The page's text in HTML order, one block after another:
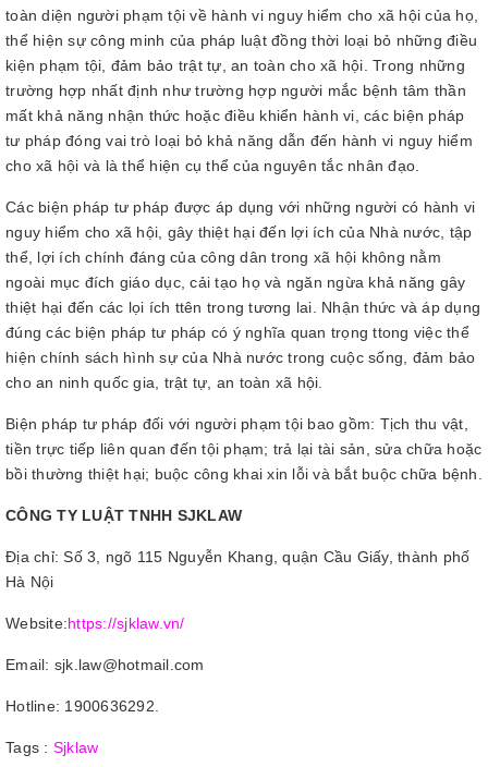
toàn diện người phạm tội về hành vi nguy hiểm cho xã hội của họ,
thể hiện sự công minh của pháp luật đồng thời loại bỏ những điều
kiện phạm tội, đảm bảo trật tự, an toàn cho xã hội. Trong những
trường hợp nhất định như trường hợp người mắc bệnh tâm thần
mất khả năng nhận thức hoặc điều khiển hành vi, các biện pháp
tư pháp đóng vai trò loại bỏ khả năng dẫn đến hành vi nguy hiểm
cho xã hội và là thể hiện cụ thể của nguyên tắc nhân đạo.
Các biện pháp tư pháp được áp dụng với những người có hành vi
nguy hiểm cho xã hội, gây thiệt hại đến lợi ích của Nhà nước, tập
thể, lợi ích chính đáng của công dân trong xã hội không nằm
ngoài mục đích giáo dục, cải tạo họ và ngăn ngừa khả năng gây
thiệt hại đến các lọi ích ttên trong tương lai. Nhận thức và áp dụng
đúng các biện pháp tư pháp có ý nghĩa quan trọng ttong việc thể
hiện chính sách hình sự của Nhà nước trong cuộc sống, đảm bảo
cho an ninh quốc gia, trật tự, an toàn xã hội.
Biện pháp tư pháp đối với người phạm tội bao gồm: Tịch thu vật,
tiền trực tiếp liên quan đến tội phạm; trả lại tài sản, sửa chữa hoặc
bồi thường thiệt hại; buộc công khai xin lỗi và bắt buộc chữa bệnh.
CÔNG TY LUẬT TNHH SJKLAW
Địa chỉ: Số 3, ngõ 115 Nguyễn Khang, quận Cầu Giấy, thành phố
Hà Nội
Website:https://sjklaw.vn/
Email: sjk.law@hotmail.com
Hotline: 1900636292.
Tags : Sjklaw